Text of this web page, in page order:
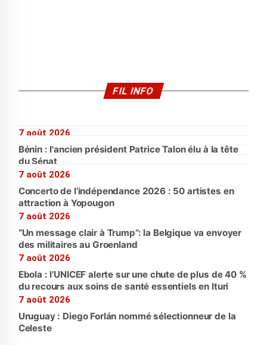
FIL INFO
7 août 2026
Bénin : l'ancien président Patrice Talon élu à la tête
du Sénat
7 août 2026
Concerto de l’indépendance 2026 : 50 artistes en
attraction à Yopougon
7 août 2026
“Un message clair à Trump”: la Belgique va envoyer
des militaires au Groenland
7 août 2026
Ebola : l’UNICEF alerte sur une chute de plus de 40 %
du recours aux soins de santé essentiels en Ituri
7 août 2026
Uruguay : Diego Forlán nommé sélectionneur de la
Celeste